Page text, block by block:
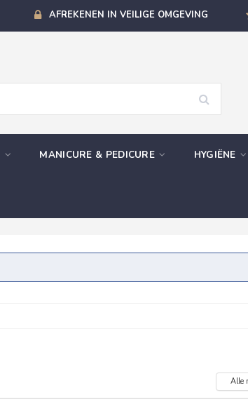
AFREKENEN IN VEILIGE OMGEVING
MANICURE & PEDICURE HYGIËNE
Alle